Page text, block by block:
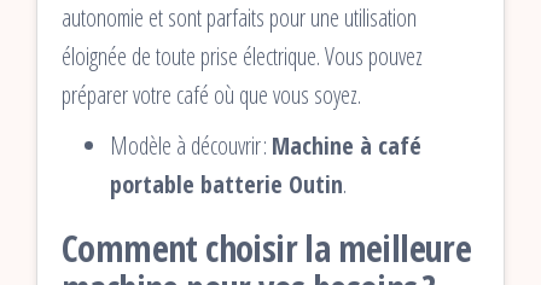
autonomie et sont parfaits pour une utilisation
éloignée de toute prise électrique. Vous pouvez
préparer votre café où que vous soyez.
Modèle à découvrir : Machine à café
portable batterie Outin.
Comment choisir la meilleure